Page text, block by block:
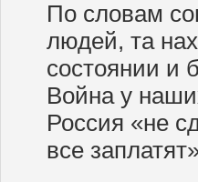
По словам
людей, та
состоянии и
Война у
Россия «не
все